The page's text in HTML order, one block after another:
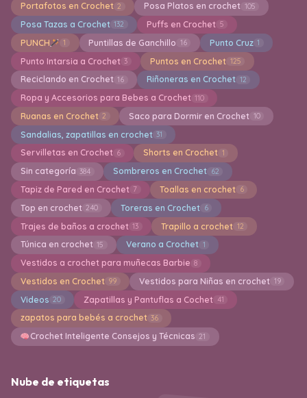
Portafotos en Crochet 2 Posa Platos en crochet 105
Posa Tazas a Crochet 132 Puffs en Crochet 5
PUNCH 1 Puntillas de Ganchillo 16 Punto Cruz 1
Punto Intarsia a Crochet 3 Puntos en Crochet 125
Reciclando en Crochet 16 Riñoneras en Crochet 12
Ropa y Accesorios para Bebes a Crochet 110
Ruanas en Crochet 2 Saco para Dormir en Crochet 10
Sandalias, zapatillas en crochet 31
Servilletas en Crochet 6 Shorts en Crochet 1
Sin categoría 384 Sombreros en Crochet 62
Tapiz de Pared en Crochet 7 Toallas en crochet 6
Top en crochet 240 Toreras en Crochet 6
Trajes de baños a crochet 13 Trapillo a crochet 12
Túnica en crochet 15 Verano a Crochet 1
Vestidos a crochet para muñecas Barbie 8
Vestidos en Crochet 99 Vestidos para Niñas en crochet 19
Videos 20 Zapatillas y Pantuflas a Cochet 41
zapatos para bebés a crochet 36
Crochet Inteligente Consejos y Técnicas 21
Nube de etiquetas